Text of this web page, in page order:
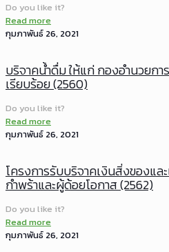
Do you like it?
Read more
กุมภาพันธ์ 26, 2021
บริจาคน้ำดื่ม ให้แก่ กองอำนวยก
เรียบร้อย (2560)
Do you like it?
Read more
กุมภาพันธ์ 26, 2021
โครงการรับบริจาคเงินสิ่งของแ
กำพร้าและผู้ด้อยโอกาส (2562)
Do you like it?
Read more
กุมภาพันธ์ 26, 2021